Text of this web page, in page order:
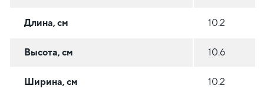
Длина, см 10.2
Высота, см 10.6
Ширина, см 10.2